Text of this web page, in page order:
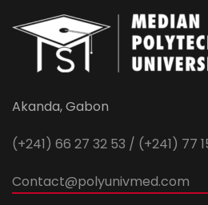
Akanda, Gabon
(+241) 66 27 32 53 / (+241) 77
Contact@polyunivmed.com